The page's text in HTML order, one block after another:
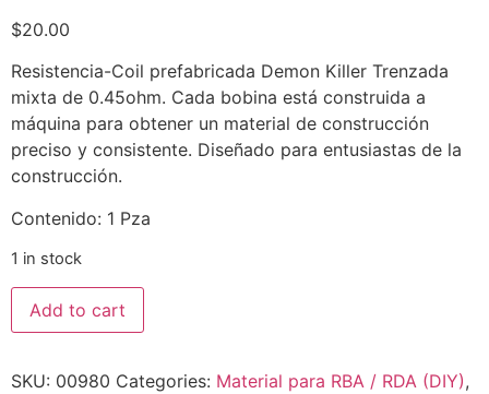
$20.00
Resistencia-Coil prefabricada Demon Killer Trenzada
mixta de 0.45ohm. Cada bobina está construida a
máquina para obtener un material de construcción
preciso y consistente. Diseñado para entusiastas de la
construcción.
Contenido: 1 Pza
1 in stock
Add to cart
SKU: 00980 Categories: Material para RBA / RDA (DIY),